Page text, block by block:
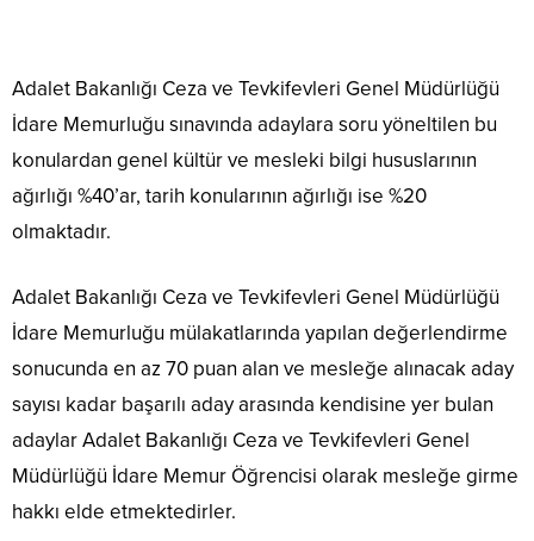
Adalet Bakanlığı Ceza ve Tevkifevleri Genel Müdürlüğü
İdare Memurluğu sınavında adaylara soru yöneltilen bu
konulardan genel kültür ve mesleki bilgi hususlarının
ağırlığı %40’ar, tarih konularının ağırlığı ise %20
olmaktadır.
Adalet Bakanlığı Ceza ve Tevkifevleri Genel Müdürlüğü
İdare Memurluğu mülakatlarında yapılan değerlendirme
sonucunda en az 70 puan alan ve mesleğe alınacak aday
sayısı kadar başarılı aday arasında kendisine yer bulan
adaylar Adalet Bakanlığı Ceza ve Tevkifevleri Genel
Müdürlüğü İdare Memur Öğrencisi olarak mesleğe girme
hakkı elde etmektedirler.